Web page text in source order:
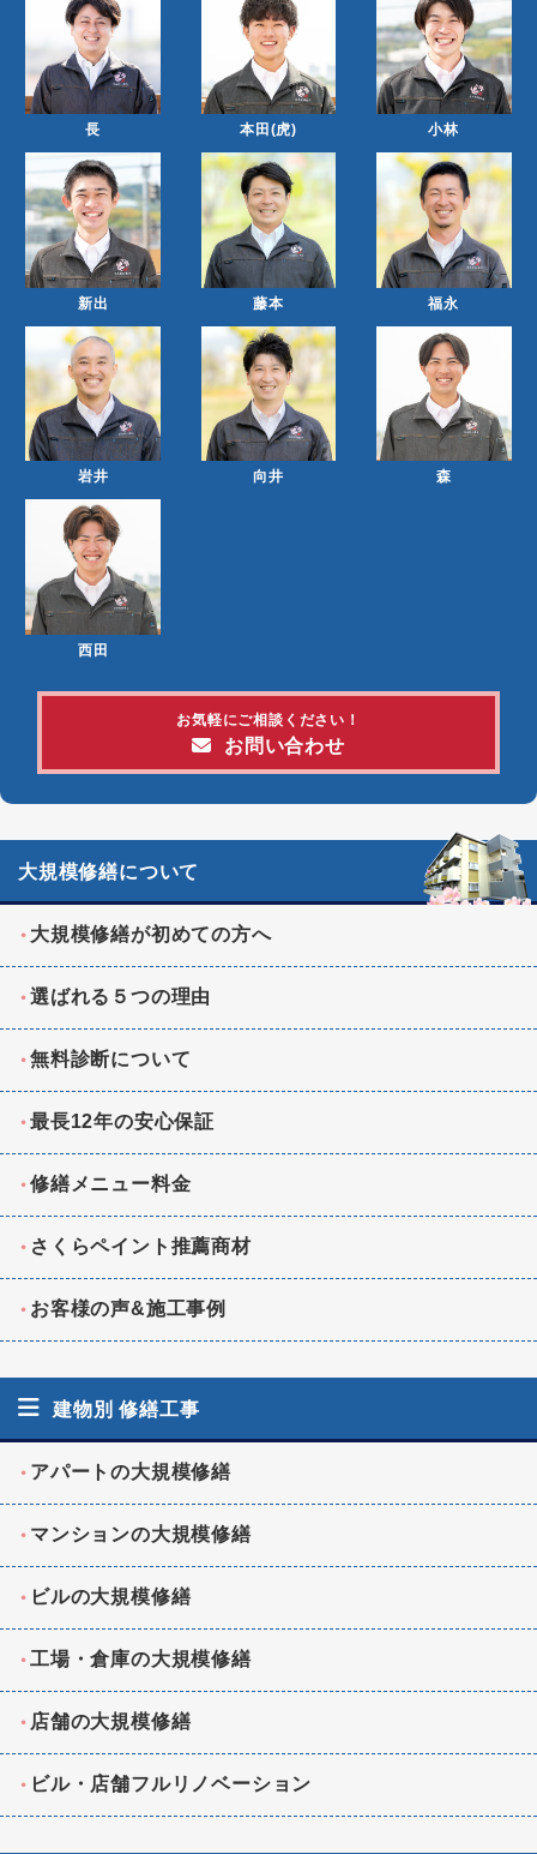
長 本田(虎) 小林
新出 藤本 福永
岩井 向井 森
西田
お気軽にご相談ください！
お問い合わせ
大規模修繕について
大規模修繕が初めての方へ
選ばれる５つの理由
無料診断について
最長12年の安心保証
修繕メニュー料金
さくらペイント推薦商材
お客様の声&施工事例
建物別 修繕工事
アパートの大規模修繕
マンションの大規模修繕
ビルの大規模修繕
工場・倉庫の大規模修繕
店舗の大規模修繕
ビル・店舗フルリノベーション